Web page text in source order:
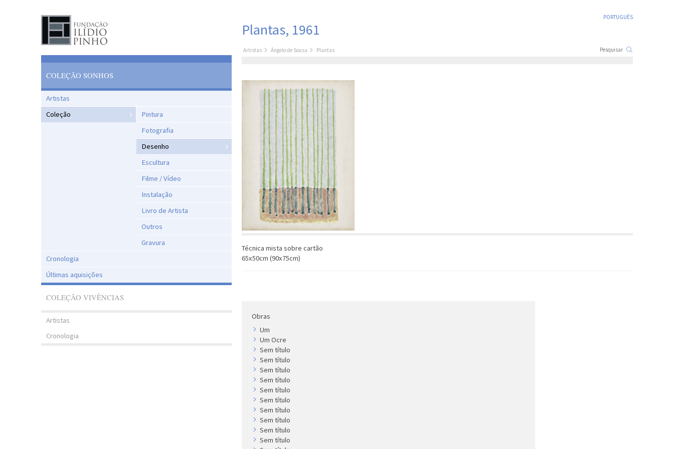
PORTUGUÊS
COLEÇÃO SONHOS
Artistas
Coleção
Pintura
Fotografia
Desenho
Escultura
Filme / Vídeo
Instalação
Livro de Artista
Outros
Gravura
Cronologia
Últimas aquisições
COLEÇÃO VIVÊNCIAS
Artistas
Cronologia
Plantas, 1961
Artistas Ângelo de Sousa Plantas
Técnica mista sobre cartão
65x50cm (90x75cm)
Obras
Um
Um Ocre
Sem título
Sem título
Sem título
Sem título
Sem título
Sem título
Sem título
Sem título
Sem título
Sem título